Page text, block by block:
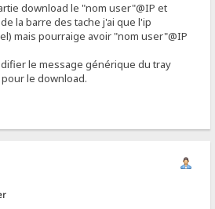
download le "nom user"@IP et
la barre des tache j'ai que l'ip
mais pourraige avoir "nom user"@IP
le message générique du tray
pour le download.